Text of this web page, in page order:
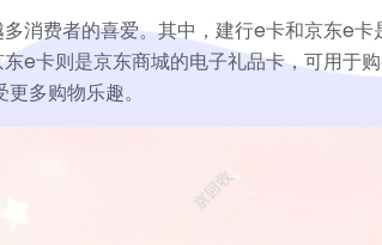
消费者的喜爱。其中，建行e卡和京东e
e卡则是京东商城的电子礼品卡，可用于
多购物乐趣。